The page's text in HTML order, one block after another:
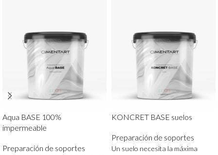
Aqua BASE 100%
impermeable
Preparación de soportes
KONCRET BASE suelos
Preparación de soportes
Un suelo necesita la máxima